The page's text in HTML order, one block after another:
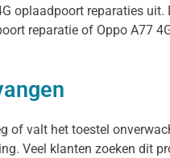
oplaadpoort reparaties
reparatie of Oppo A77
of valt het toestel
Veel klanten zoeken dit